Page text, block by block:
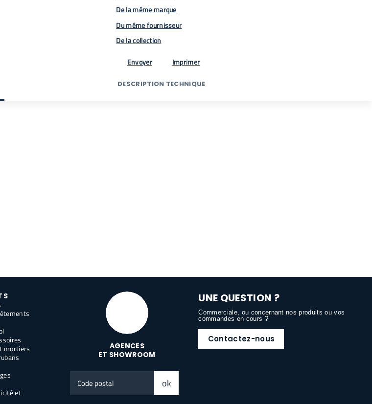
De la même marque
Du même fournisseur
De la collection
Envoyer Imprimer
DESCRIPTION TECHNIQUE
mortiers
et
AGENCES
ET SHOWROOM
postal
ok
UNE QUESTION ?
Commerciale, ou concernant nos produits ou vos
commandes en cours ?
Contactez-nous